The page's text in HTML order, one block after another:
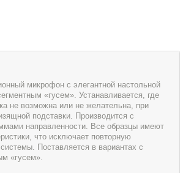
микрофон с элегантной настольной
«гусем». Устанавливается, где
не возможна или не желательна, при
подставки. Производится с
направленности. Все образцы имеют
что исключает повторную
системы. Поставляется в вариантах с
«гусем».